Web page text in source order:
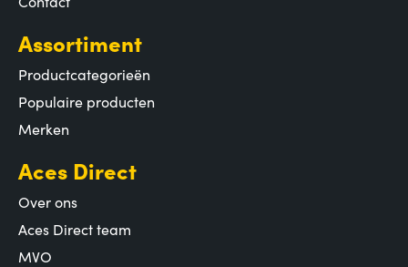
Assortiment
Productcategorieën
Populaire producten
Merken
Aces Direct
Over ons
Aces Direct team
MVO